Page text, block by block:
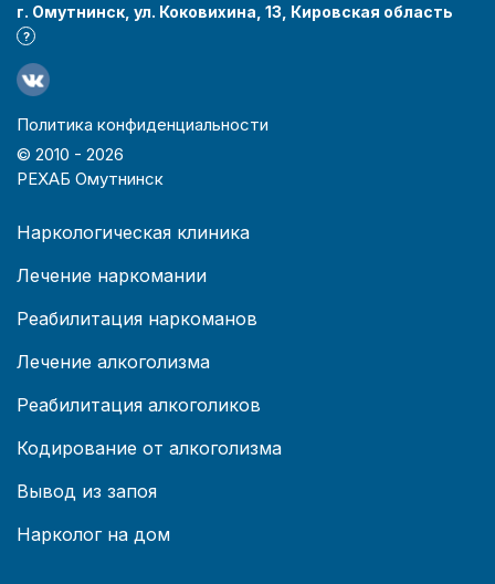
г. Омутнинск, ул. Коковихина, 13, Кировская область
?
Политика конфиденциальности
© 2010 - 2026
РЕХАБ Омутнинск
Наркологическая клиника
Лечение наркомании
Реабилитация наркоманов
Лечение алкоголизма
Реабилитация алкоголиков
Кодирование от алкоголизма
Вывод из запоя
Нарколог на дом